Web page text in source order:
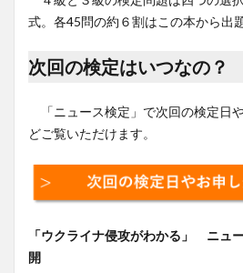
式。各45問の約６割はこの本から出
次回の検定はいつなの？
「ニュース検定」で次回の検定日
どご覧いただけます。
「ウクライナ侵攻がわかる」 ニュ
開